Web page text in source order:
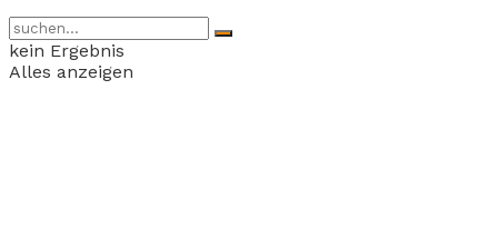
kein Ergebnis
Alles anzeigen